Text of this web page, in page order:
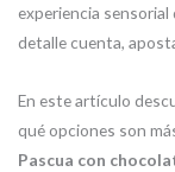
experiencia sensorial
detalle cuenta,
En este artículo
qué opciones son
Pascua con